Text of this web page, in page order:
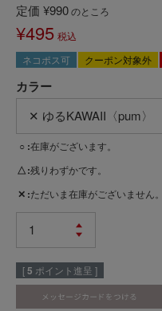
定価 ¥990のところ
¥495 税込
ネコポス可
クーポン対象外
カラー
○ 在庫がございます。
△ 残りわずかです。
✕ ただいま在庫がございません。
[5 ポイント進呈 ]